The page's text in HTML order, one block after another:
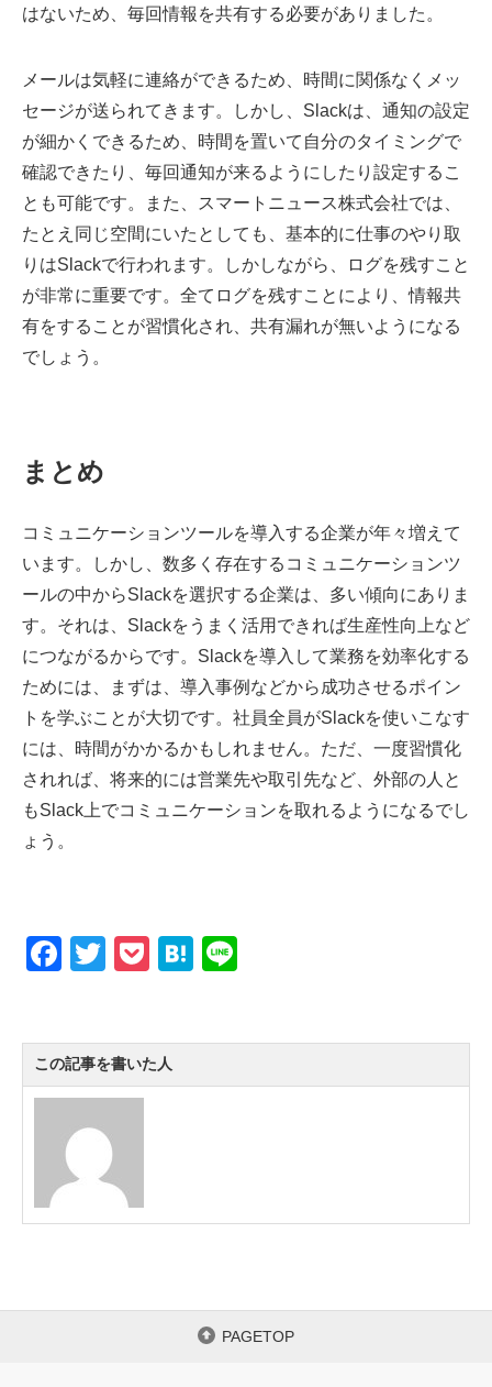
はないため、毎回情報を共有する必要がありました。
メールは気軽に連絡ができるため、時間に関係なくメッ
セージが送られてきます。しかし、Slackは、通知の設定
が細かくできるため、時間を置いて自分のタイミングで
確認できたり、毎回通知が来るようにしたり設定するこ
とも可能です。また、スマートニュース株式会社では、
たとえ同じ空間にいたとしても、基本的に仕事のやり取
りはSlackで行われます。しかしながら、ログを残すこと
が非常に重要です。全てログを残すことにより、情報共
有をすることが習慣化され、共有漏れが無いようになる
でしょう。
まとめ
コミュニケーションツールを導入する企業が年々増えて
います。しかし、数多く存在するコミュニケーションツ
ールの中からSlackを選択する企業は、多い傾向にありま
す。それは、Slackをうまく活用できれば生産性向上など
につながるからです。Slackを導入して業務を効率化する
ためには、まずは、導入事例などから成功させるポイン
トを学ぶことが大切です。社員全員がSlackを使いこなす
には、時間がかかるかもしれません。ただ、一度習慣化
されれば、将来的には営業先や取引先など、外部の人と
もSlack上でコミュニケーションを取れるようになるでし
ょう。
F
e
b
o
o
k
T
er
P
et
H
a
この記事を書いた人
PAGETOP